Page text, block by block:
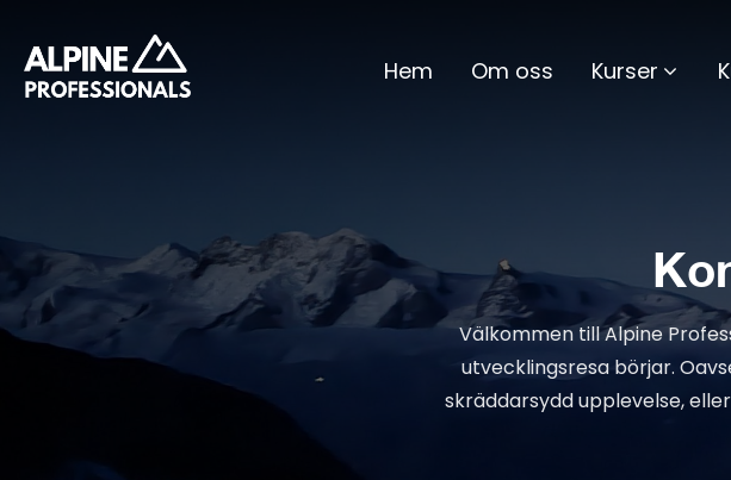
Hem Om oss Kurser
Välkommen till Alpine
utvecklingsresa börjar.
skräddarsydd upplevelse,